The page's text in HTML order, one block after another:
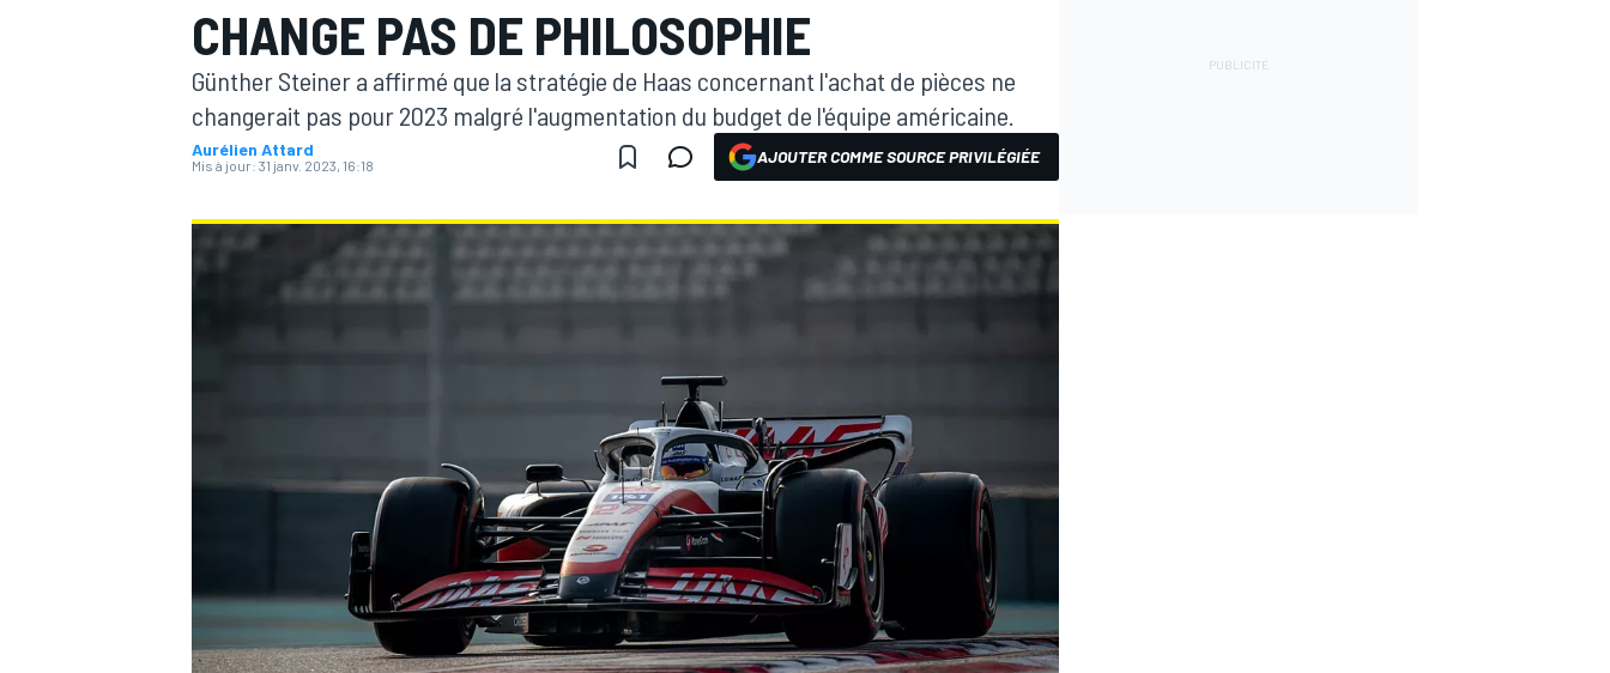
CHANGE PAS DE PHILOSOPHIE
Günther Steiner a affirmé que la stratégie de Haas concernant l'achat de pièces ne
changerait pas pour 2023 malgré l'augmentation du budget de l'équipe américaine.
Aurélien Attard
Mis à jour: 31 janv. 2023, 16:18 AJOUTER COMME SOURCE PRIVILÉGIÉE